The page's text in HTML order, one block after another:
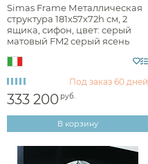
Simas Frame Металлическая
структура 181х57х72h см, 2
ящика, сифон, цвет: серый
матовый FM2 серый ясень
Под заказ 60 дней
333 200 руб.
В корзину